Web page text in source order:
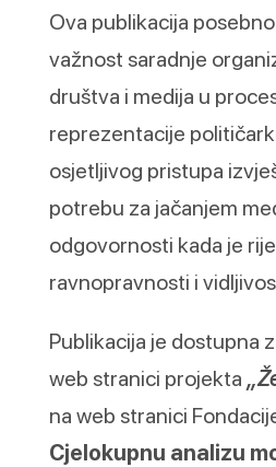
Ova publikacija
važnost saradnje
društva i medija u
reprezentacije
osjetljivog pristupa
potrebu za jačanjem
odgovornosti kada je
ravnopravnosti i
Publikacija je dostupna
web stranici projekta
na web stranici
Cjelokupnu analizu